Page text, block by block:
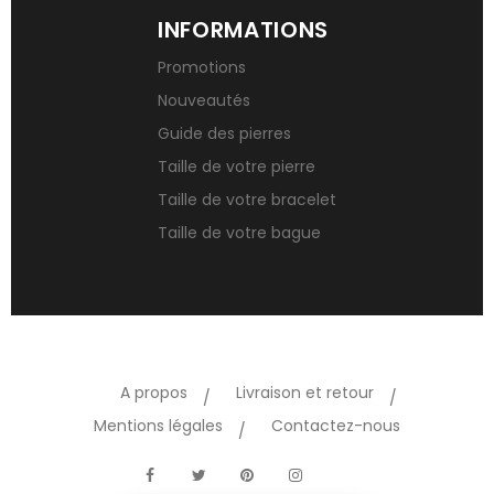
INFORMATIONS
Promotions
Nouveautés
Guide des pierres
Taille de votre pierre
Taille de votre bracelet
Taille de votre bague
A propos
Livraison et retour
Mentions légales
Contactez-nous
FacebookTwitter Pinterest